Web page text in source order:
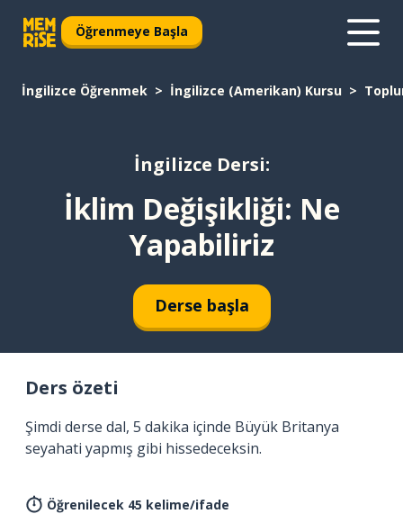
Öğrenmeye Başla
İngilizce Öğrenmek İngilizce (Amerikan) Kursu
İngilizce Dersi:
İklim Değişikliği: Ne
Yapabiliriz
Derse başla
Ders özeti
Şimdi derse dal, 5 dakika içinde Büyük Britanya
seyahati yapmış gibi hissedeceksin.
Öğrenilecek 45 kelime/ifade